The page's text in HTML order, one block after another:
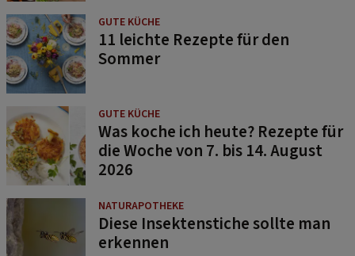
GUTE KÜCHE
11 leichte Rezepte für den
Sommer
GUTE KÜCHE
Was koche ich heute? Rezepte für
die Woche von 7. bis 14. August
2026
NATURAPOTHEKE
Diese Insektenstiche sollte man
erkennen